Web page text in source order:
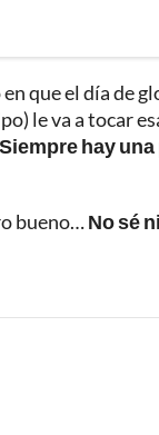
que el día de
le va a tocar
Siempre hay
bueno…No sé